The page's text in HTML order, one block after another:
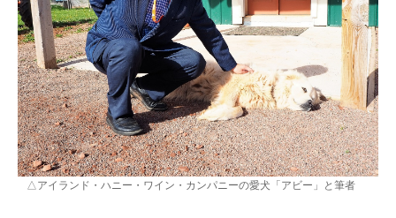
△アイランド・ハニー・ワイン・カンパニーの愛犬「アビー」と筆者